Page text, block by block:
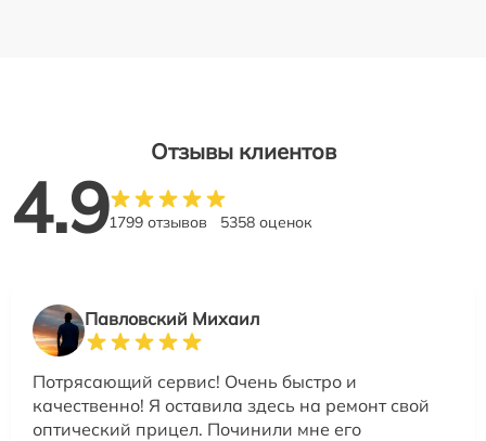
Отзывы клиентов
4.91799 отзывов 5358 оценок
Павловский Михаил
Потрясающий сервис! Очень быстро и
качественно! Я оставила здесь на ремонт свой
оптический прицел. Починили мне его